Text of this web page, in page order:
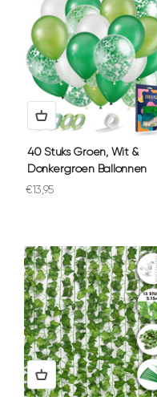
40 Stuks Groen, Wit &
Donkergroen Ballonnen
Aanbiedingsprijs
€13,95